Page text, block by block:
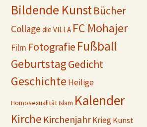
Bildende KunstBücher
Collage die VILLA FC Mohajer
Film Fotografie Fußball
GeburtstagGedicht
Geschichte Heilige
HomosexualitätIslam Kalender
Kirche KirchenjahrKrieg Kunst